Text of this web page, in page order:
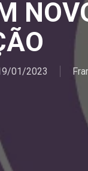
01/2023